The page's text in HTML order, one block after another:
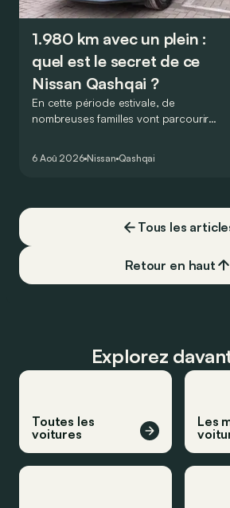
1.980 km avec un plein :
quel est le secret de ce
Nissan Qashqai ?
En cette période estivale, de
nombreuses familles vont parcourir
Qashqai e-Power, il serait possible de
6 Aoû 2026 Nissan Qashqai
Tous les
Retour en haut
Explorez
Toutes les
voitures
Les